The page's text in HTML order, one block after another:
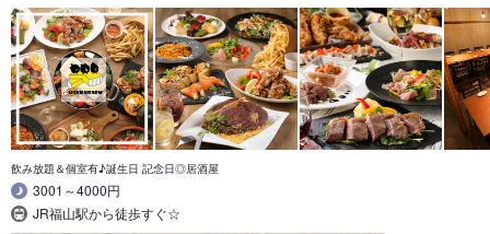
飲み放題＆個室有♪誕生日 記念日◎居酒屋
3001～4000円
JR福山駅から徒歩すぐ☆